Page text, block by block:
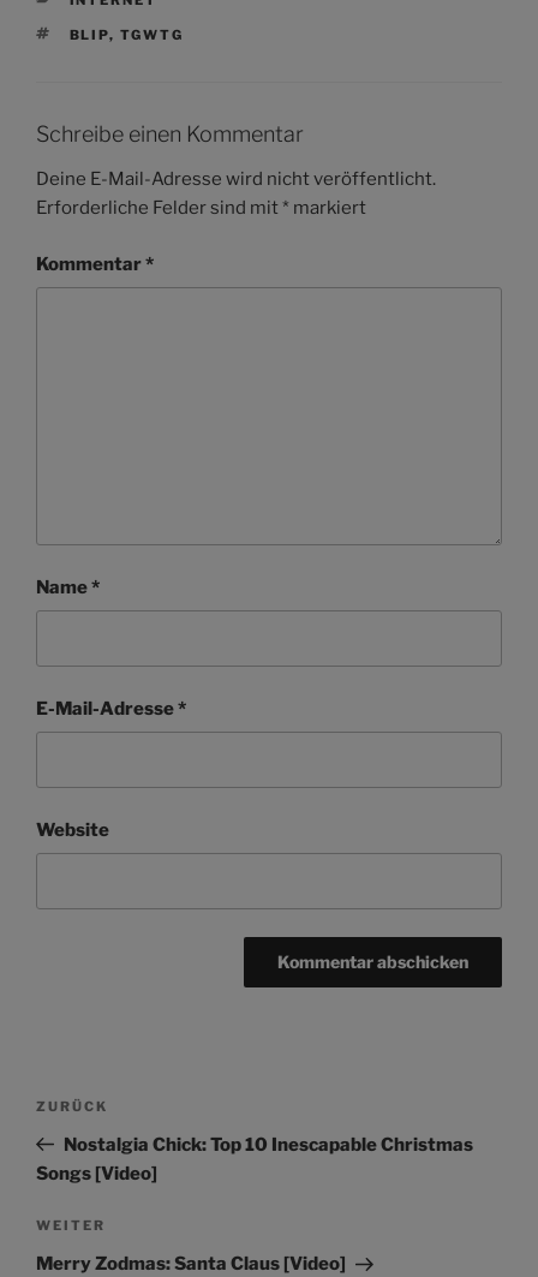
SCHLAGWÖRTER
BLIP, TGWTG
Schreibe einen Kommentar
Deine E-Mail-Adresse wird nicht veröffentlicht.
Erforderliche Felder sind mit* markiert
Kommentar*
Name*
E-Mail-Adresse*
Website
Beitragsnavigation
Vorheriger
Beitrag
ZURÜCK
Nostalgia Chick: Top 10 Inescapable Christmas
Songs [Video]
Nächster
Beitrag
WEITER
Merry Zodmas: Santa Claus [Video]